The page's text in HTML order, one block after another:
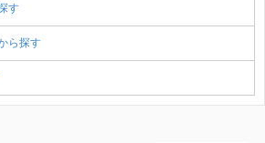
す
ら探す